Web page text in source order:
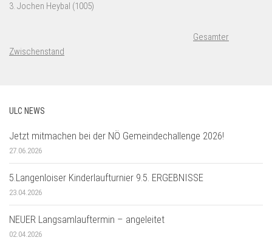
Gesamter
Zwischenstand
ULC NEWS
Jetzt mitmachen bei der NÖ Gemeindechallenge 2026!
27.06.2026
5.Langenloiser Kinderlaufturnier 9.5. ERGEBNISSE
23.04.2026
NEUER Langsamlauftermin – angeleitet
02.04.2026